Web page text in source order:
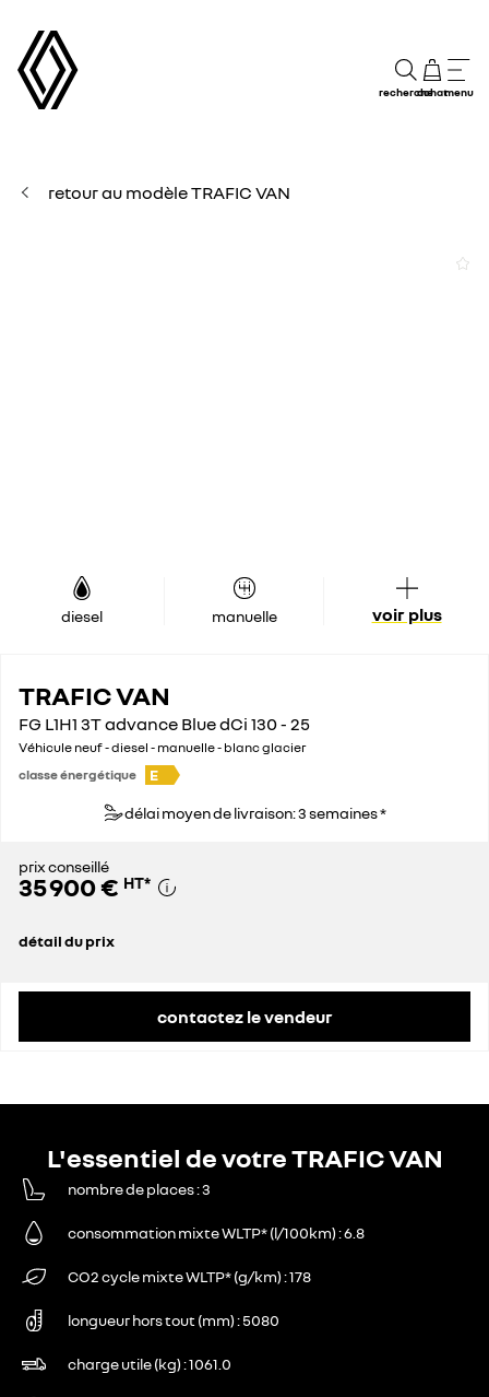
rechercheachatmenu
retour au modèle TRAFIC VAN
diesel manuelle voir plus
TRAFIC VAN
FG L1H1 3T advance Blue dCi 130 - 25
Véhicule neuf - diesel - manuelle - blanc glacier
classe énergétique
E
délai moyen de livraison: 3 semaines *
prix conseillé
35 900 € HT*
détail du prix
contactez le vendeur
L'essentiel de votre TRAFIC VAN
nombre de places 3
consommation mixte WLTP* (l/100km) 6.8
CO2 cycle mixte WLTP* (g/km) 178
longueur hors tout (mm) 5080
charge utile (kg) 1061.0